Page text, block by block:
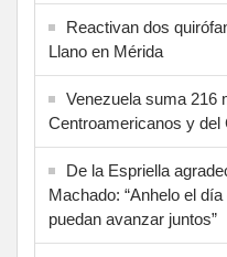
Reactivan dos
Llano en Mérida
Venezuela suma 216
Centroamericanos y del
De la Espriella
Machado: “Anhelo el
puedan avanzar juntos”